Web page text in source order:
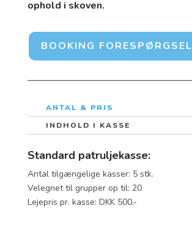
ophold i skoven.
BOOKING FORESPØRGSEL
ANTAL & PRIS
INDHOLD I KASSE
Standard patruljekasse:
Antal tilgængelige kasser: 5 stk.
Velegnet til grupper op til: 20
Lejepris pr. kasse: DKK 500,-